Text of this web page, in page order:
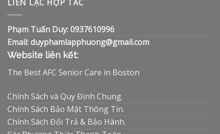
LIÊN LẠC HỢP TÁC
Phạm Tuấn Duy: 0937610996
Email: duyphamlapphuong@gmail.com
Website liên kết:
The Best AFC Senior Care in Boston
Chính Sách và Quy Định Chung.
Chính Sách Bảo Mật Thông Tin.
Chính Sách Đổi Trả & Bảo Hành.